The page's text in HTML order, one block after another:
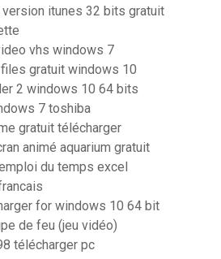
itunes 32 bits gratuit
vhs windows 7
gratuit windows 10
2 windows 10 64 bits
7 toshiba
gratuit télécharger
animé aquarium gratuit
du temps excel
for windows 10 64 bit
de feu (jeu vidéo)
télécharger pc